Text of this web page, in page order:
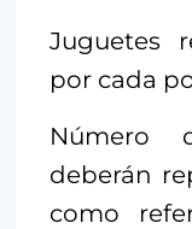
Juguetes
por cada
Número
deberán
como